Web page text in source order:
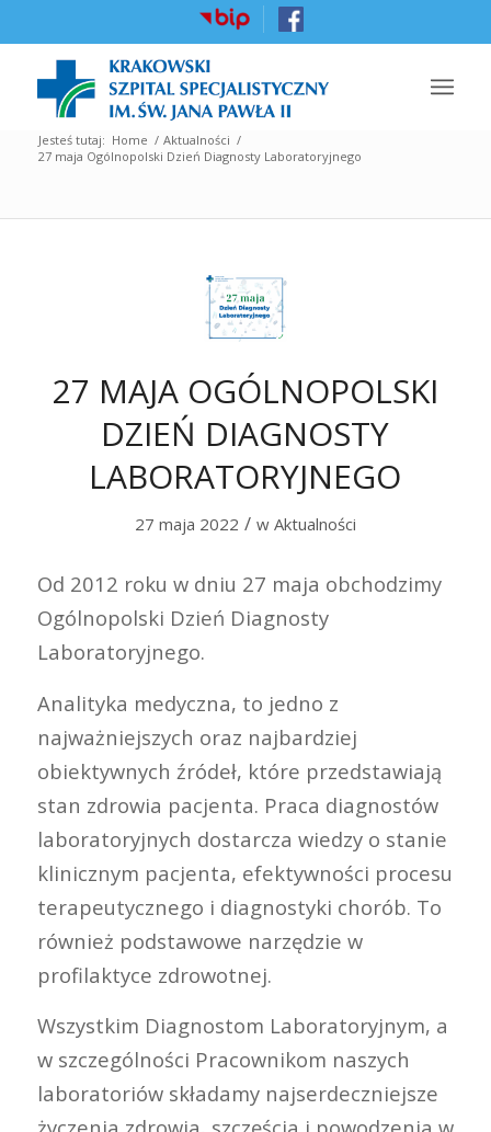
Jesteś tutaj: Home / Aktualności /
27 maja Ogólnopolski Dzień Diagnosty Laboratoryjnego
27 MAJA OGÓLNOPOLSKI
DZIEŃ DIAGNOSTY
LABORATORYJNEGO
27 maja 2022 / w Aktualności
Od 2012 roku w dniu 27 maja obchodzimy
Ogólnopolski Dzień Diagnosty
Laboratoryjnego.
Analityka medyczna, to jedno z
najważniejszych oraz najbardziej
obiektywnych źródeł, które przedstawiają
stan zdrowia pacjenta. Praca diagnostów
laboratoryjnych dostarcza wiedzy o stanie
klinicznym pacjenta, efektywności procesu
terapeutycznego i diagnostyki chorób. To
również podstawowe narzędzie w
profilaktyce zdrowotnej.
Wszystkim Diagnostom Laboratoryjnym, a
w szczególności Pracownikom naszych
laboratoriów składamy najserdeczniejsze